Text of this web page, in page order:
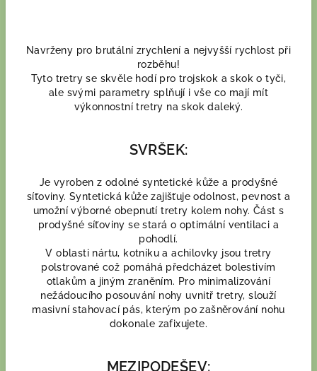
Navrženy pro brutální zrychlení a nejvyšší rychlost při
rozběhu!
Tyto tretry se skvěle hodí pro trojskok a skok o tyči,
ale svými parametry splňují i vše co mají mít
výkonnostní tretry na skok daleký.
SVRŠEK:
Je vyroben z odolné syntetické kůže a prodyšné
síťoviny. Syntetická kůže zajišťuje odolnost, pevnost a
umožní výborné obepnutí tretry kolem nohy. Část s
prodyšné síťoviny se stará o optimální ventilaci a
pohodlí.
V oblasti nártu, kotníku a achilovky jsou tretry
polstrované což pomáhá předcházet bolestivím
otlakům a jiným zraněním. Pro minimalizování
nežádoucího posouvání nohy uvnitř tretry, slouží
masivní stahovací pás, kterým po zašněrování nohu
dokonale zafixujete.
MEZIPODEŠEV: